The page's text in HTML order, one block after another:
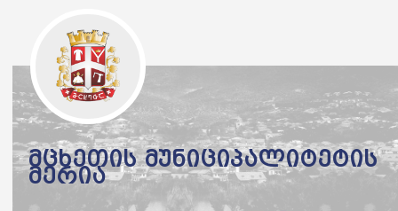
მცხეთის მუნიციპალიტეტის
მერია